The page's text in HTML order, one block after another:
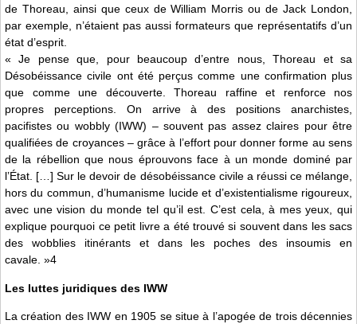
de Thoreau, ainsi que ceux de William Morris ou de Jack London,
par exemple, n’étaient pas aussi formateurs que représentatifs d’un
état d’esprit.
« Je pense que, pour beaucoup d’entre nous, Thoreau et sa
Désobéissance civile ont été perçus comme une confirmation plus
que comme une découverte. Thoreau raffine et renforce nos
propres perceptions. On arrive à des positions anarchistes,
pacifistes ou wobbly (IWW) – souvent pas assez claires pour être
qualifiées de croyances – grâce à l’effort pour donner forme au sens
de la rébellion que nous éprouvons face à un monde dominé par
l’État. […] Sur le devoir de désobéissance civile a réussi ce mélange,
hors du commun, d’humanisme lucide et d’existentialisme rigoureux,
avec une vision du monde tel qu’il est. C’est cela, à mes yeux, qui
explique pourquoi ce petit livre a été trouvé si souvent dans les sacs
des wobblies itinérants et dans les poches des insoumis en
cavale. »4
Les luttes juridiques des IWW
La création des IWW en 1905 se situe à l’apogée de trois décennies